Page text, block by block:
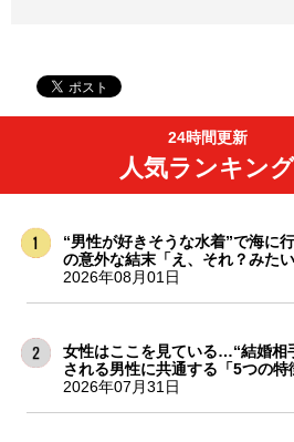
24時間更新
人気ランキング
“男性が好きそうな水着”で海に
の意外な結末「え、それ？みた
2026年08月01日
女性はここを見ている…“結婚相
される男性に共通する「5つの特
2026年07月31日